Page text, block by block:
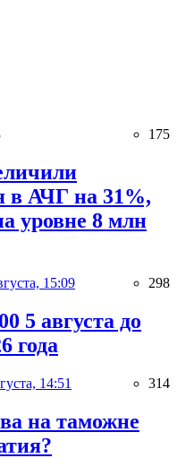
175
в АЧГ на 31%,
уровне 8 млн
15:09 298
5 августа до
года
14:51 314
на таможне